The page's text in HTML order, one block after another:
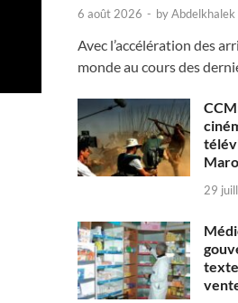
6 août 2026 - by
Avec l’accélération des
monde au cours des
29